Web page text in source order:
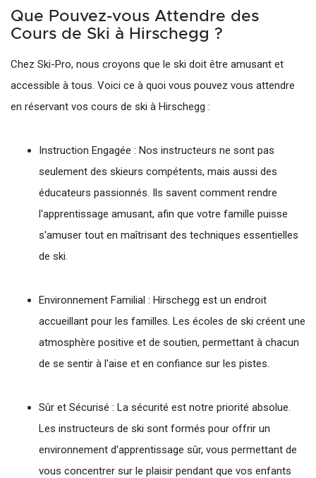
Que Pouvez-vous Attendre des
Cours de Ski à Hirschegg ?
Chez Ski-Pro, nous croyons que le ski doit être amusant et
accessible à tous. Voici ce à quoi vous pouvez vous attendre
en réservant vos cours de ski à Hirschegg :
Instruction Engagée : Nos instructeurs ne sont pas
seulement des skieurs compétents, mais aussi des
éducateurs passionnés. Ils savent comment rendre
l'apprentissage amusant, afin que votre famille puisse
s'amuser tout en maîtrisant des techniques essentielles
de ski.
Environnement Familial : Hirschegg est un endroit
accueillant pour les familles. Les écoles de ski créent une
atmosphère positive et de soutien, permettant à chacun
de se sentir à l'aise et en confiance sur les pistes.
Sûr et Sécurisé : La sécurité est notre priorité absolue.
Les instructeurs de ski sont formés pour offrir un
environnement d'apprentissage sûr, vous permettant de
vous concentrer sur le plaisir pendant que vos enfants